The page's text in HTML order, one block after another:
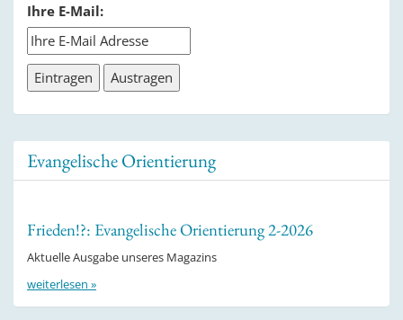
Ihre E-Mail:
Evangelische Orientierung
Frieden!?: Evangelische Orientierung 2-2026
Aktuelle Ausgabe unseres Magazins
weiterlesen »